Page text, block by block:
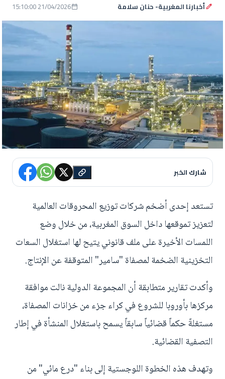
أخبارنا المغربية- حنان سلامة 21/04/2026 15:10:00
شارك الخبر
تستعد إحدى أضخم شركات توزيع المحروقات العالمية
لتعزيز تموقعها داخل السوق المغربية، من خلال وضع
اللمسات الأخيرة على ملف قانوني يتيح لها استغلال السعات
التخزينية الضخمة لمصفاة "سامير" المتوقفة عن الإنتاج.
وأكدت تقارير متطابقة أن المجموعة الدولية نالت موافقة
مركزها بأوروبا للشروع في كراء جزء من خزانات المصفاة،
مستغلةً حكماً قضائياً سابقاً يسمح باستغلال المنشأة في إطار
التصفية القضائية.
وتهدف هذه الخطوة اللوجستية إلى بناء "درع مائي" من